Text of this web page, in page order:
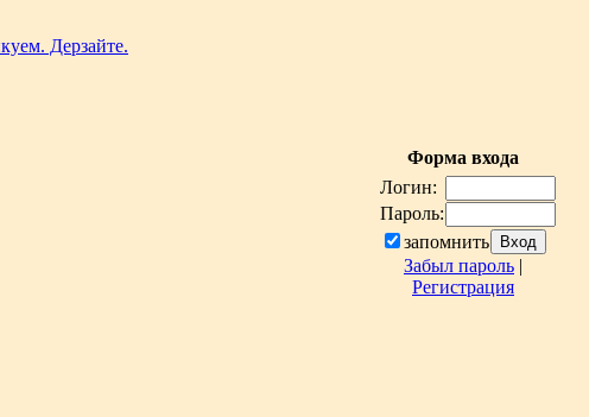
Форма входа
Логин:
Пароль:
запомнить
Забыл пароль |
Регистрация